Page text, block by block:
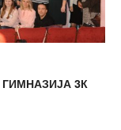
ГИМНАЗИЈА 3К